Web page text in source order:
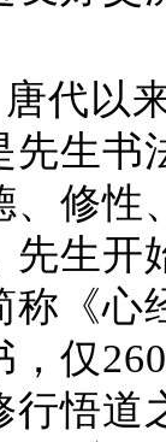
代以
先生书
、修性
先生开
称《心
，仅
行悟道